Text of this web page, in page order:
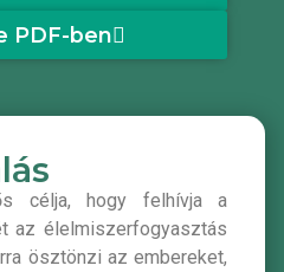
PDF-ben
célja, hogy felhívja a
az élelmiszerfogyasztás
ösztönzi az embereket,